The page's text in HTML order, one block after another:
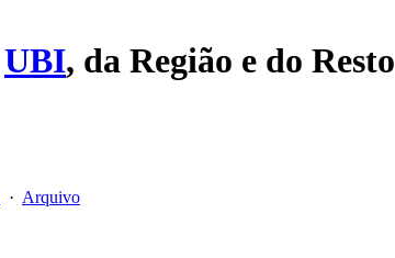
UBI, da Região e do Resto
· Arquivo